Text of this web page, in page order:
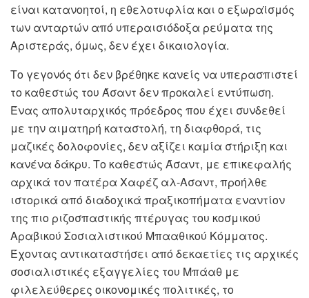
είναι κατανοητοί, η εθελοτυφλία και ο εξωραϊσμός
των ανταρτών από υπεραισιόδοξα ρεύματα της
Αριστεράς, όμως, δεν έχει δικαιολογία.
Το γεγονός ότι δεν βρέθηκε κανείς να υπερασπιστεί
το καθεστώς του Άσαντ δεν προκαλεί εντύπωση.
Ένας απολυταρχικός πρόεδρος που έχει συνδεθεί
με την αιματηρή καταστολή, τη διαφθορά, τις
μαζικές δολοφονίες, δεν αξίζει καμία στήριξη και
κανένα δάκρυ. Το καθεστώς Άσαντ, με επικεφαλής
αρχικά τον πατέρα Χαφέζ αλ-Ασαντ, προήλθε
ιστορικά από διαδοχικά πραξικοπήματα εναντίον
της πιο ριζοσπαστικής πτέρυγας του κοσμικού
Αραβικού Σοσιαλιστικού Μπααθικού Κόμματος.
Έχοντας αντικαταστήσει από δεκαετίες τις αρχικές
σοσιαλιστικές εξαγγελίες του Μπάαθ με
φιλελεύθερες οικονομικές πολιτικές, το